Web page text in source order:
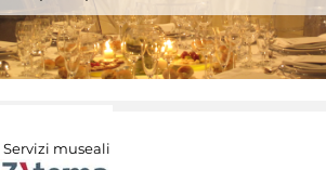
Servizi museali